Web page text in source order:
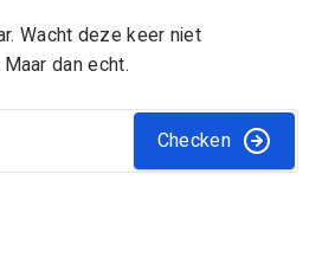
Wacht deze keer niet
dan echt.
Checken